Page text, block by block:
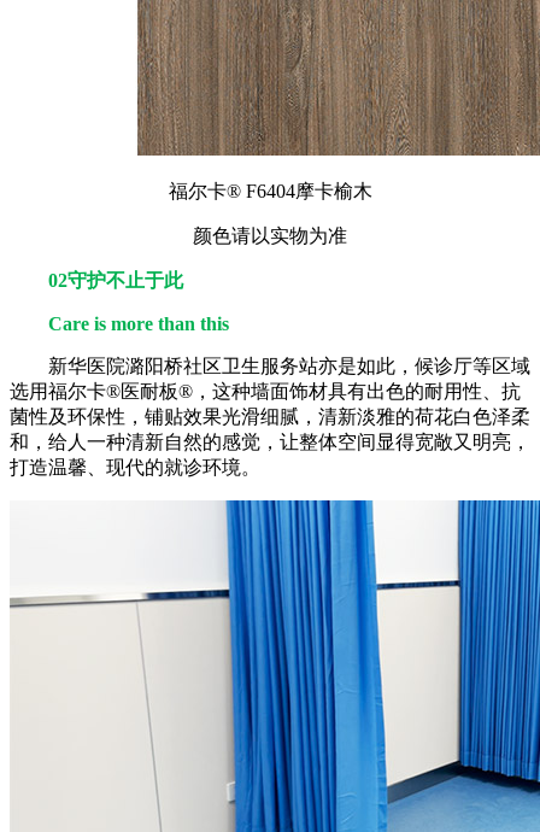
福尔卡® F6404摩卡榆木
颜色请以实物为准
02守护不止于此
Care is more than this
新华医院潞阳桥社区卫生服务站亦是如此，候诊厅等区域
选用福尔卡®医耐板®，这种墙面饰材具有出色的耐用性、抗
菌性及环保性，铺贴效果光滑细腻，清新淡雅的荷花白色泽柔
和，给人一种清新自然的感觉，让整体空间显得宽敞又明亮，
打造温馨、现代的就诊环境。